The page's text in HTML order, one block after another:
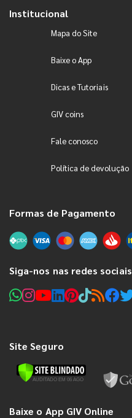
Institucional
Mapa do Site
Baixe o App
Dicas e Tutoriais
GIV coins
Fale conosco
Política de devolução
Formas de Pagamento
Siga-nos nas redes sociais
Site Seguro
Baixe o App GIV Online